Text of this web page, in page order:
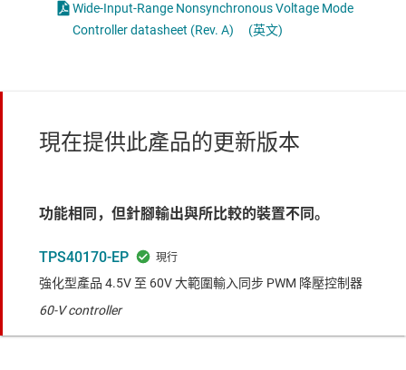
Wide-Input-Range Nonsynchronous Voltage Mode
Controller datasheet (Rev. A)
(英文)
現在提供此產品的更新版本
功能相同，但針腳輸出與所比較的裝置不同。
TPS40170-EP
強化型產品 4.5V 至 60V 大範圍輸入同步 PWM 降壓控制器
60-V controller